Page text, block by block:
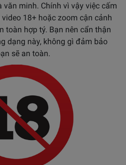
minh. Chính vì vậy việc cấm
18+ hoặc zoom cận cảnh
toàn hợp tý. Bạn nên cẩn thận
dạng này, không gì đảm bảo
sẽ an toàn.